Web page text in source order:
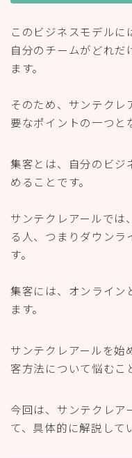
このビジネスモデルに
自分のチームがどれだ
ます。
そのため、サンテクレ
要なポイントの一つと
集客とは、自分のビジ
めることです。
サンテクレアールでは
る人、つまりダウンラ
す。
集客には、オンライン
ます。
サンテクレアールを始
客方法について悩むこ
今回は、サンテクレア
て、具体的に解説して